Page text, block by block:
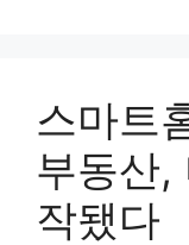
스마트
부동산,
작됐다